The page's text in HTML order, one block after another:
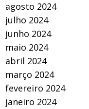
agosto 2024
julho 2024
junho 2024
maio 2024
abril 2024
março 2024
fevereiro 2024
janeiro 2024